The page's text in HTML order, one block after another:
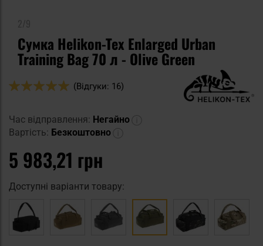
Сумка Helikon-Tex Enlarged Urban
Training Bag 70 л - Olive Green
Оцінка:
(Відгуки: 16)
Час відправлення: Негайно
Вартість: Безкоштовно
5 983,21 грн
Доступні варіанти товару: